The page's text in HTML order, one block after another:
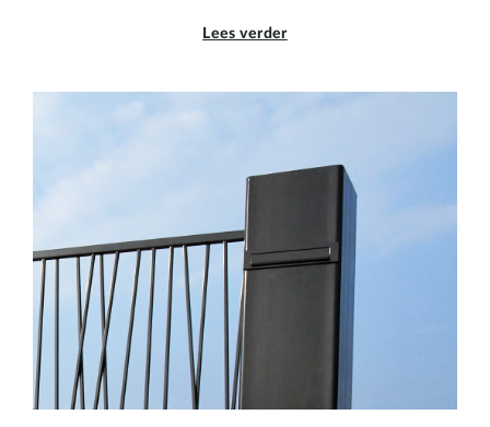
Lees verder